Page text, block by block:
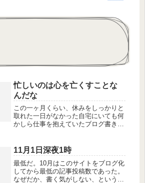
忙しいのは心を亡くすことな
んだな
この一ヶ月くらい、休みをしっかりと
取れた一日がなかった自宅にいても何
かしら仕事を抱えていたブログ書きは
きまとっていた忙しいとついつい人へ
の応対が雑になる心に余裕がなくなっ
て...
11月1日深夜1時
最低だ。10月はこのサイトをブログ化
してから最低の記事投稿数であった。
なぜだか、書く気がしない、という日